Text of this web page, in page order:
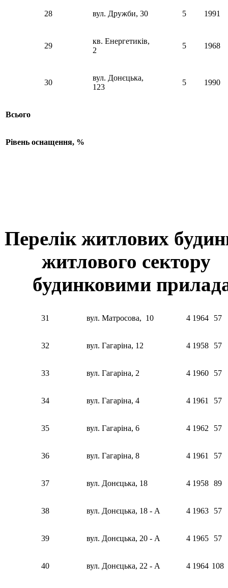
28 вул. Дружби, 30 5 1991
29
кв. Енергетиків,
2
5 1968
30
вул. Донєцька,
123
5 1990
Всього
Рівень оснащення, %
Перелік житлових
житлового
будинковими
31 вул. Матросова, 10 4 1964 57
32 вул. Гагаріна, 12 4 1958 57
33 вул. Гагаріна, 2 4 1960 57
34 вул. Гагаріна, 4 4 1961 57
35 вул. Гагаріна, 6 4 1962 57
36 вул. Гагаріна, 8 4 1961 57
37 вул. Донєцька, 18 4 1958 89
38 вул. Донєцька, 18 - A 4 1963 57
39 вул. Донєцька, 20 - A 4 1965 57
40 вул. Донєцька, 22 - A 4 1964 108